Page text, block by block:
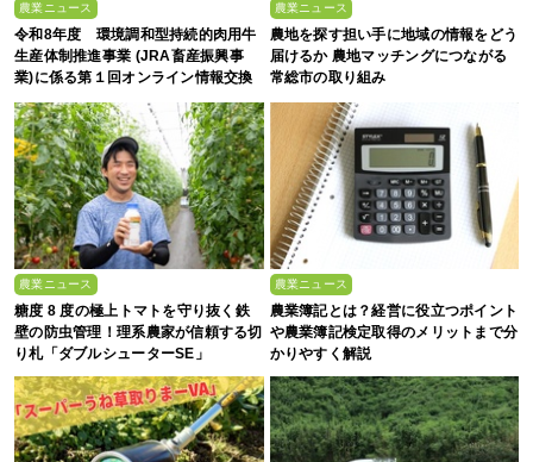
農業ニュース
令和8年度 環境調和型持続的肉用牛
生産体制推進事業 (JRA畜産振興事
業)に係る第１回オンライン情報交換
会
農業ニュース
農地を探す担い手に地域の情報をどう
届けるか 農地マッチングにつながる
常総市の取り組み
農業ニュース
糖度 8 度の極上トマトを守り抜く鉄
壁の防虫管理！理系農家が信頼する切
り札「ダブルシューターSE」
農業ニュース
農業簿記とは？経営に役立つポイント
や農業簿記検定取得のメリットまで分
かりやすく解説